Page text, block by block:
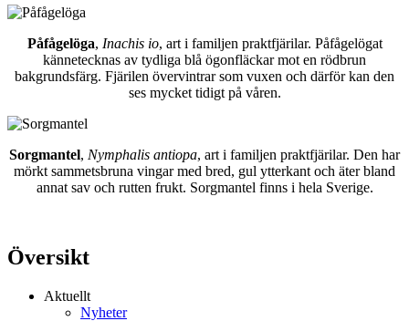
Påfågelöga, Inachis io, art i familjen praktfjärilar. Påfågelögat
kännetecknas av tydliga blå ögonfläckar mot en rödbrun
bakgrundsfärg. Fjärilen övervintrar som vuxen och därför kan den
ses mycket tidigt på våren.
Sorgmantel, Nymphalis antiopa, art i familjen praktfjärilar. Den har
mörkt sammetsbruna vingar med bred, gul ytterkant och äter bland
annat sav och rutten frukt. Sorgmantel finns i hela Sverige.
Översikt
Aktuellt
Nyheter